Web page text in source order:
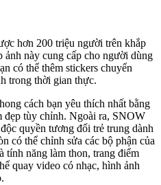
hơn 200 triệu người trên khắp
này cung cấp cho người dùng
có thể thêm stickers chuyển
trong thời gian thực.
cách bạn yêu thích nhất bằng
đẹp tùy chỉnh. Ngoài ra, SNOW
quyền tương đối trẻ trung dành
có thể chỉnh sửa các bộ phận của
tính năng làm thon, trang điểm
quay video có nhạc, hình ảnh